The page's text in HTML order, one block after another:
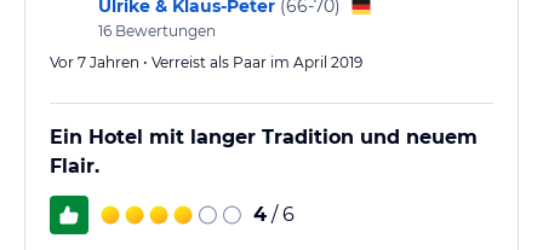
Ulrike & Klaus-Peter (66-70)
16 Bewertungen
Vor 7 Jahren • Verreist als Paar im April 2019
Ein Hotel mit langer Tradition und neuem
Flair.
4 / 6